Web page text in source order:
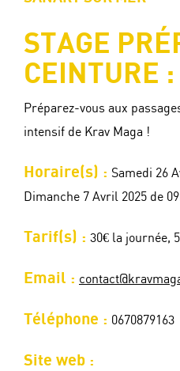
STAGE
CEINTURE :
Préparez-vous aux
intensif de Krav Maga !
Horaire(s) : Samedi 26
Dimanche 7 Avril 2025 de
Tarif(s) : 30€ la journée,
Email :
Téléphone : 0670879163
Site web :